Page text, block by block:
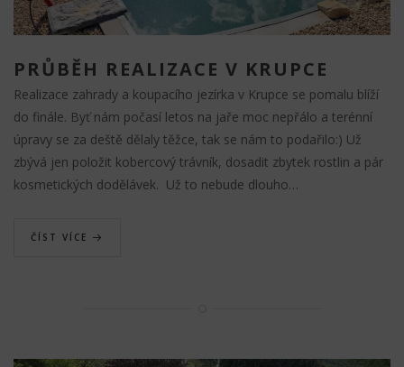
PRŮBĚH REALIZACE V KRUPCE
Realizace zahrady a koupacího jezírka v Krupce se pomalu blíží
do finále. Byť nám počasí letos na jaře moc nepřálo a terénní
úpravy se za deště dělaly těžce, tak se nám to podařilo:) Už
zbývá jen položit kobercový trávník, dosadit zbytek rostlin a pár
kosmetických dodělávek. Už to nebude dlouho…
ČÍST VÍCE